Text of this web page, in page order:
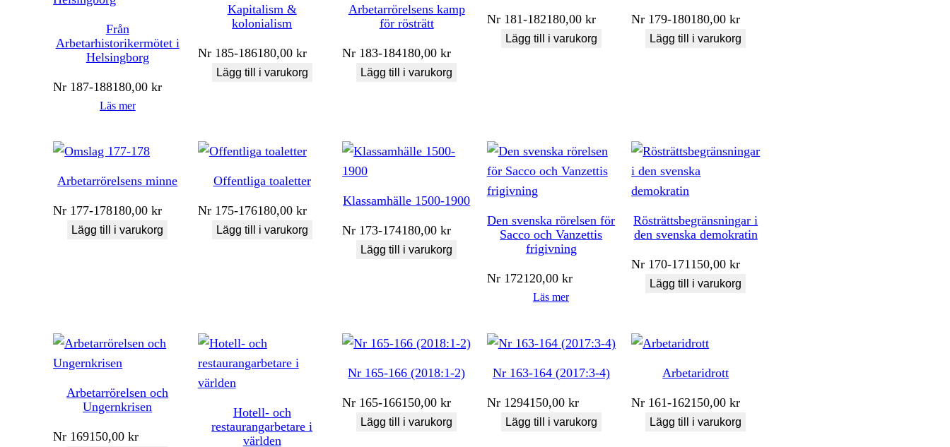
Från
Arbetarhistorikermötet i
Helsingborg
Nr 187-188180,00kr
Läs mer
Kapitalism &
kolonialism
Nr 185-186180,00 kr
Lägg till i varukorg
Arbetarrörelsens kamp
för rösträtt
Nr 183-184180,00kr
Lägg till i varukorg
Nr 181-182180,00 kr
Lägg till i varukorg
Nr 179-180180,00kr
Lägg till i varukorg
Arbetarrörelsens minne
Nr 177-178180,00kr
Lägg till i varukorg
Offentliga toaletter
Nr 175-176180,00 kr
Lägg till i varukorg
Klassamhälle 1500-1900
Nr 173-174180,00kr
Lägg till i varukorg
Den svenska rörelsen för
Sacco och Vanzettis
frigivning
Nr 172120,00 kr
Läs mer
Rösträttsbegränsningar i
den svenska demokratin
Nr 170-171150,00kr
Lägg till i varukorg
Arbetarrörelsen och
Ungernkrisen
Nr 169150,00kr
Hotell- och
restaurangarbetare i
världen
Nr 165-166 (2018:1-2)
Nr 165-166150,00kr
Lägg till i varukorg
Nr 163-164 (2017:3-4)
Nr 1294150,00 kr
Lägg till i varukorg
Arbetaridrott
Nr 161-162150,00kr
Lägg till i varukorg